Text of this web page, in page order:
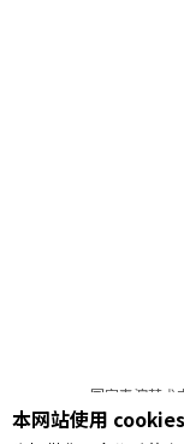
觉。整个舞作
者以简单的动
之间的关系，
属于极限主义
《晶属时代》
晓雄所编作。
图营造出今日
舞、群舞的结
性动作及臀部
国家表演艺术
© 2022
本网站使用 cookies